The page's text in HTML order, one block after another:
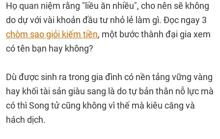
Họ quan niệm rằng "liều ăn nhiều", cho nên sẽ không
do dự với vài khoản đầu tư nhỏ lẻ làm gì. Đọc ngay 3
chòm sao giỏi kiếm tiền, một bước thành đại gia xem
có tên bạn hay không?
Dù được sinh ra trong gia đình có nền tảng vững vàng
hay khối tài sản giàu sang là do tự bản thân nỗ lực mà
có thì Song tử cũng không vì thế mà kiêu căng và
hách dịch.